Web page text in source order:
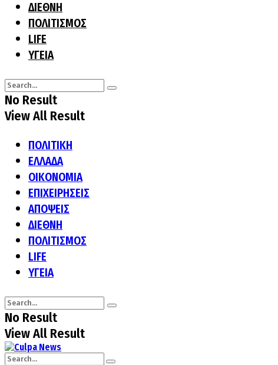
ΔΙΕΘΝΗ
ΠΟΛΙΤΙΣΜΟΣ
LIFE
ΥΓΕΙΑ
No Result
View All Result
ΠΟΛΙΤΙΚΗ
ΕΛΛΑΔΑ
ΟΙΚΟΝΟΜΙΑ
ΕΠΙΧΕΙΡΗΣΕΙΣ
ΑΠΟΨΕΙΣ
ΔΙΕΘΝΗ
ΠΟΛΙΤΙΣΜΟΣ
LIFE
ΥΓΕΙΑ
No Result
View All Result